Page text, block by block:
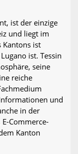
ist der einzige
und liegt im
Kantons ist
ist. Tessin
seine
reiche
und
in der
Commerce-
Kanton